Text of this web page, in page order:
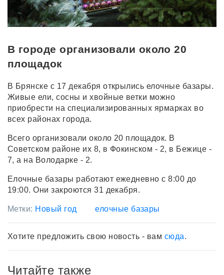
В городе организовали около 20
площадок
В Брянске с 17 декабря открылись елочные базары.
Живые ели, сосны и хвойные ветки можно
приобрести на специализированных ярмарках во
всех районах города.
Всего организовали около 20 площадок. В
Советском районе их 8, в Фокинском - 2, в Бежице -
7, а на Володарке - 2.
Елочные базары работают ежедневно с 8:00 до
19:00. Они закроются 31 декабря.
Метки: Новый год елочные базары
Хотите предложить свою новость - вам сюда.
Читайте также